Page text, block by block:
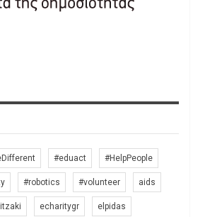
#eduact #HelpPeople
#robotics #volunteer aids
echaritygr elpidas